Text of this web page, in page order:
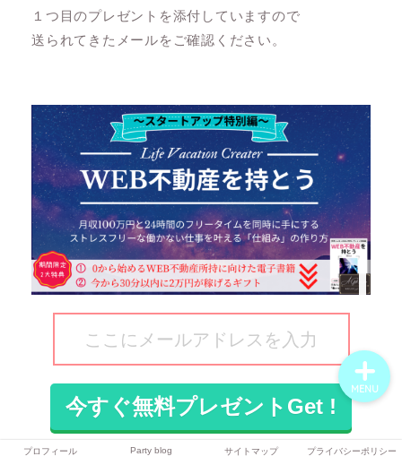
１つ目のプレゼントを添付していますので
送られてきたメールをご確認ください。
プロフィール Party blog サイトマップ プライバシーポリシー
MENU
プロフィール
Party blog
サイトマップ
プライバシーポリシー